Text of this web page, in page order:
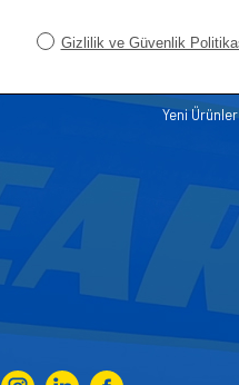
Ana Sayfa
Yeni Ürünler